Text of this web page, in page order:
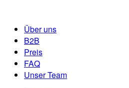
Über uns
B2B
Preis
FAQ
Unser Team